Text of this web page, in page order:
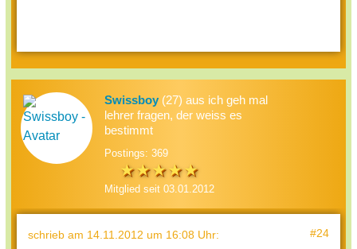
Swissboy(27) aus ich geh mal
lehrer fragen, der weiss es
bestimmt
Postings: 369
Mitglied seit 03.01.2012
schrieb am 14.11.2012 um 16:08 Uhr: #24